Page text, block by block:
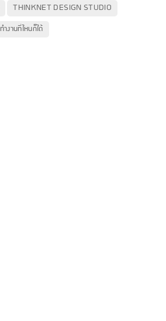
THINKNET DESIGN STUDIO
ทำงานที่ไหนก็ได้